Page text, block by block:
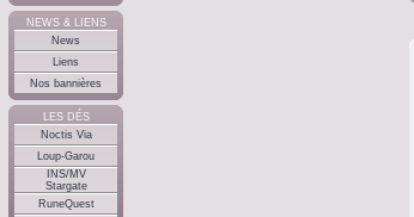
NEWS & LIENS
News
Liens
Nos bannières
LES DÉS
Noctis Via
Loup-Garou
INS/MV
Stargate
RuneQuest